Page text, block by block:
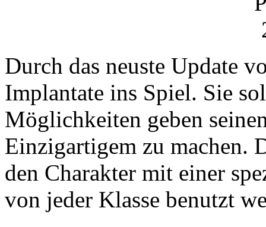
Durch das neuste Update
Implantate ins Spiel. Sie
Möglichkeiten geben
Einzigartigem zu machen.
den Charakter mit einer
von jeder Klasse benutzt